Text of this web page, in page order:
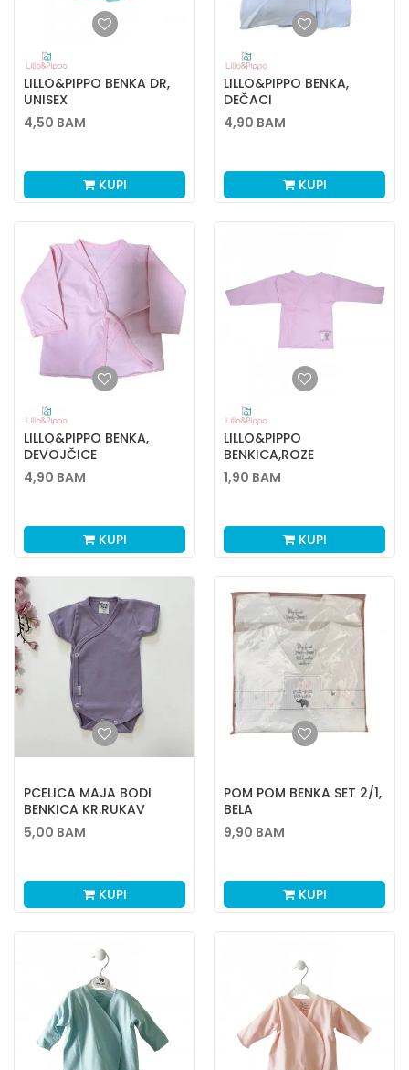
LILLO&PIPPO BENKA DR,
UNISEX
4,50 BAM
KUPI
LILLO&PIPPO BENKA,
DEČACI
4,90 BAM
KUPI
LILLO&PIPPO BENKA,
DEVOJČICE
4,90 BAM
KUPI
LILLO&PIPPO
BENKICA,ROZE
1,90 BAM
KUPI
PCELICA MAJA BODI
BENKICA KR.RUKAV
VEL.56.62.68
5,00 BAM
KUPI
POM POM BENKA SET 2/1,
BELA
9,90 BAM
KUPI